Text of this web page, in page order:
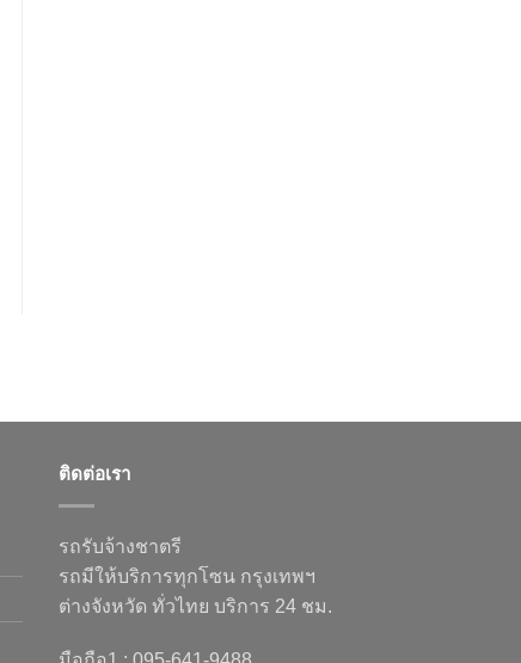
ติดต่อเรา
รถรับจ้างชาตรี
รถมีให้บริการทุกโซน กรุงเทพฯ
ต่างจังหวัด ทั่วไทย บริการ 24 ชม.